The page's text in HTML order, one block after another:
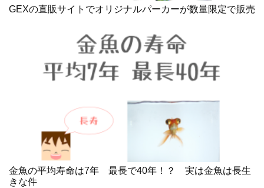
GEXの直販サイトでオリジナルパーカーが数量限定で販売
金魚の平均寿命は7年 最長で40年！？ 実は金魚は長生
きな件